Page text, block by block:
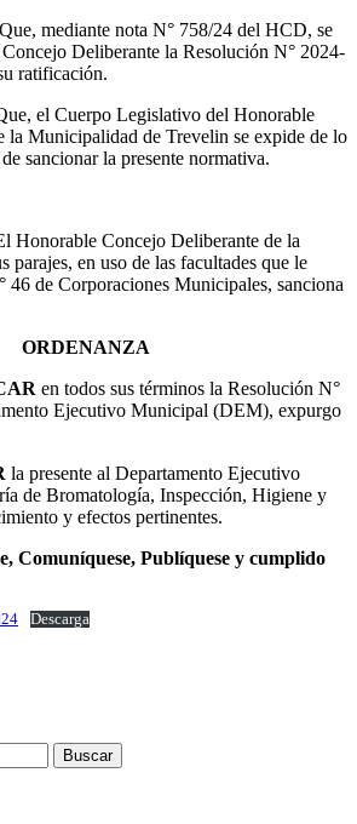
nota N° 758/24 del HCD, se
Deliberante la Resolución N° 2024-
ratificación.
Legislativo del Honorable
la Municipalidad de Trevelin se expide de lo
sancionar la presente normativa.
Deliberante de la
parajes, en uso de las facultades que le
de Corporaciones Municipales, sanciona
ORDENANZA
en todos sus términos la Resolución N°
Ejecutivo Municipal (DEM), expurgo
la presente al Departamento Ejecutivo
de Bromatología, Inspección, Higiene y
y efectos pertinentes.
Comuníquese, Publíquese y cumplido
Descarga